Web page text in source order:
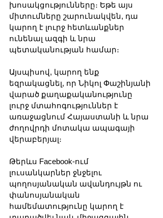
խոսակցությունները։ Եթե ​​այս
միտումները շարունակվեն, դա
կարող է լուրջ հետևանքներ
ունենալ ազգի և նրա
պետականության համար։
Այսպիսով, կարող ենք
եզրակացնել, որ Նիկոլ Փաշինյանի
վարած քաղաքականությունը
լուրջ մտահոգություններ է
առաջացնում Հայաստանի և նրա
ժողովրդի մոտակա ապագայի
վերաբերյալ։
Թերևս Facebook-ում
լուսանկարներ ջնջելու
պողոսյանական ավանդույթն ու
փանոսյանական
համեմատությունը կարող է